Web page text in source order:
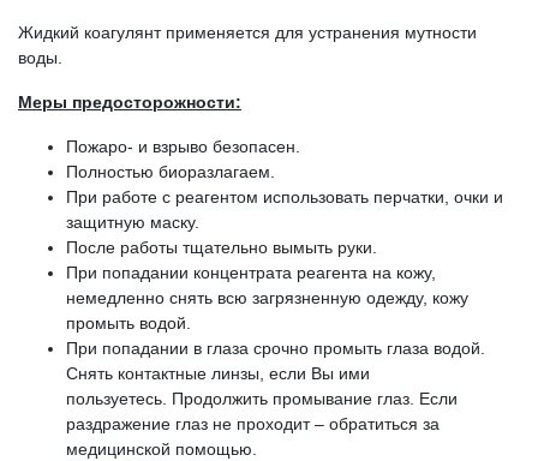
Жидкий коагулянт применяется для устранения мутности
воды.
Меры предосторожности:
Пожаро- и взрыво безопасен.
Полностью биоразлагаем.
При работе с реагентом использовать перчатки, очки и
защитную маску.
После работы тщательно вымыть руки.
При попадании концентрата реагента на кожу,
немедленно снять всю загрязненную одежду, кожу
промыть водой.
При попадании в глаза срочно промыть глаза водой.
Снять контактные линзы, если Вы ими
пользуетесь. Продолжить промывание глаз. Если
раздражение глаз не проходит – обратиться за
медицинской помощью.